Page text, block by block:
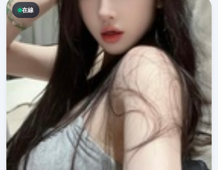
在線